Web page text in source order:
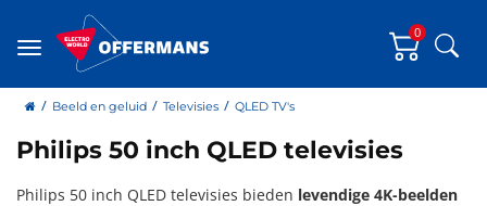
Menu
0
homeBeeld en geluid Televisies QLED TV's
Philips 50 inch QLED televisies
Philips 50 inch QLED televisies bieden levendige 4K-beelden